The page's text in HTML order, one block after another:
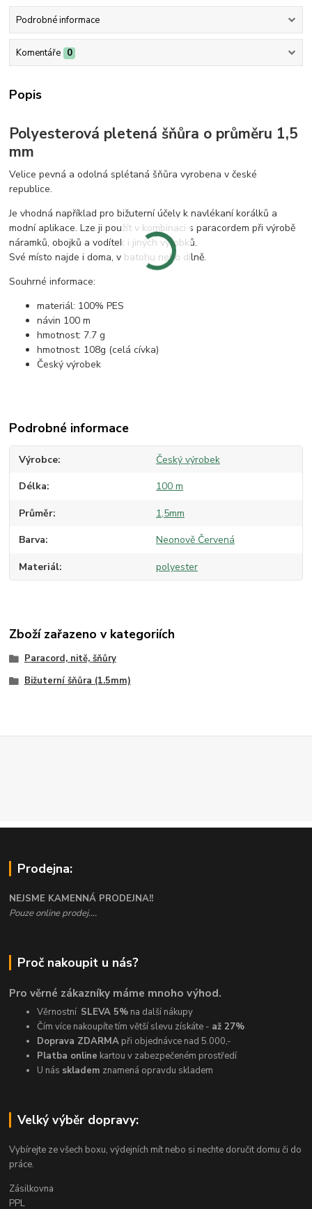
Podrobné informace
Komentáře 0
Popis
Polyesterová pletená šňůra o průměru 1,5
mm
Velice pevná a odolná splétaná šňůra vyrobena v české
republice.
Je vhodná například pro bižuterní účely k navlékaní korálků a
modní aplikace. Lze ji použít v kombinaci s paracordem při výrobě
náramků, obojků a vodítek i jiných výrobků.
Své místo najde i doma, v batohu nebo dílně.
Souhrné informace:
materiál: 100% PES
návin 100 m
hmotnost: 7.7 g
hmotnost: 108g (celá cívka)
Český výrobek
Podrobné informace
Výrobce Český výrobek
Délka 100 m
Průměr 1,5mm
Barva Neonově Červená
Materiál polyester
Zboží zařazeno v kategoriích
Paracord, nitě, šňůry
Bižuterní šňůra (1.5mm)
Prodejna:
NEJSME KAMENNÁ PRODEJNA!!
Pouze online prodej....
Proč nakoupit u nás?
Pro věrné zákazníky máme mnoho výhod.
Věrnostní SLEVA 5% na další nákupy
Čím více nakoupíte tím větší slevu získáte - až 27%
Doprava ZDARMA při objednávce nad 5.000,-
Platba online kartou v zabezpečeném prostředí
U nás skladem znamená opravdu skladem
Velký výběr dopravy:
Vybírejte ze všech boxu, výdejních mít nebo si nechte doručit domu či do
práce.
Zásilkovna
PPL